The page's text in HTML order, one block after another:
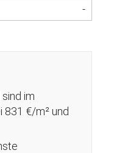
-
im
831 €/m² und